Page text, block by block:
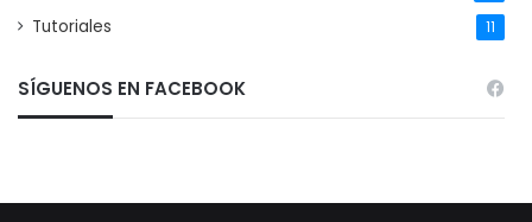
Tutoriales 11
SÍGUENOS EN FACEBOOK